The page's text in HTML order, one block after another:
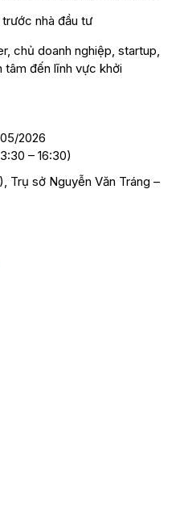
nhà đầu tư
chủ doanh nghiệp, startup,
tâm đến lĩnh vực khởi
2026
– 16:30)
Trụ sở Nguyễn Văn Tráng –